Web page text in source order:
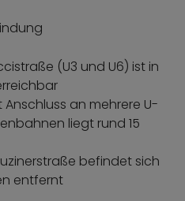
(U3 und U6) ist in
Anschluss an mehrere U-
liegt rund 15
befindet sich
entfernt